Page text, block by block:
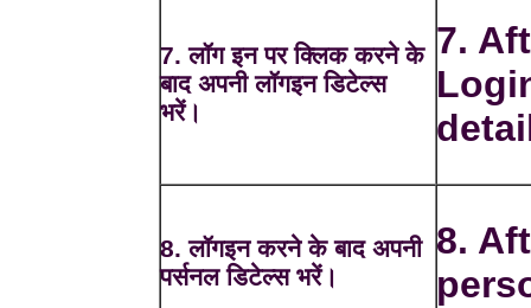
7. लॉग इन पर क्लिक करने के
बाद अपनी लॉगइन डिटेल्स
भरें।
7.
8. लॉगइन करने के बाद अपनी
पर्सनल डिटेल्स भरें।
8.